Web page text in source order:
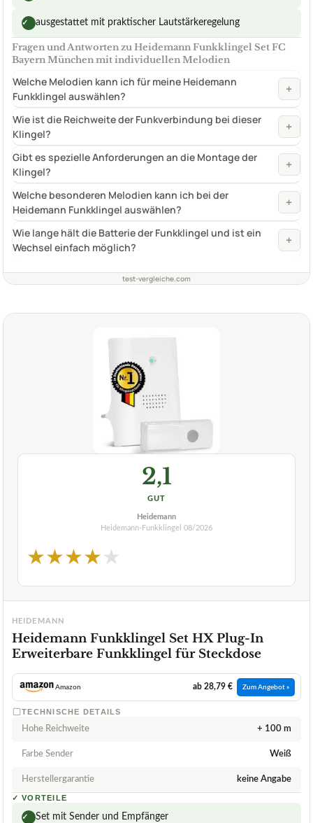
✓ ausgestattet mit praktischer Lautstärkeregelung
Fragen und Antworten zu Heidemann Funkklingel Set FC
Bayern München mit individuellen Melodien
Welche Melodien kann ich für meine Heidemann
Funkklingel auswählen?
+
Wie ist die Reichweite der Funkverbindung bei dieser
Klingel?
+
Gibt es spezielle Anforderungen an die Montage der
Klingel?
+
Welche besonderen Melodien kann ich bei der
Heidemann Funkklingel auswählen?
+
Wie lange hält die Batterie der Funkklingel und ist ein
Wechsel einfach möglich?
+
test-vergleiche.com
2,1
GUT
Heidemann
Heidemann-Funkklingel
08/2026
★★★★★
HEIDEMANN
Heidemann Funkklingel Set HX Plug-In
Erweiterbare Funkklingel für Steckdose
Amazon ab 28,79 € Zum Angebot »
TECHNISCHE DETAILS
Hohe Reichweite + 100 m
Farbe Sender Weiß
Herstellergarantie keine Angabe
✓ VORTEILE
✓ Set mit Sender und Empfänger